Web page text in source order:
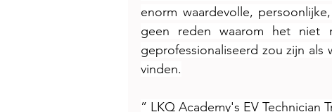
enorm waardevolle,
geen reden waarom het niet
geprofessionaliseerd zou zijn als
vinden.
” LKQ Academy's EV Technician